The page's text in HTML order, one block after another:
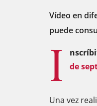
Vídeo en
puede
I
de
Una vez